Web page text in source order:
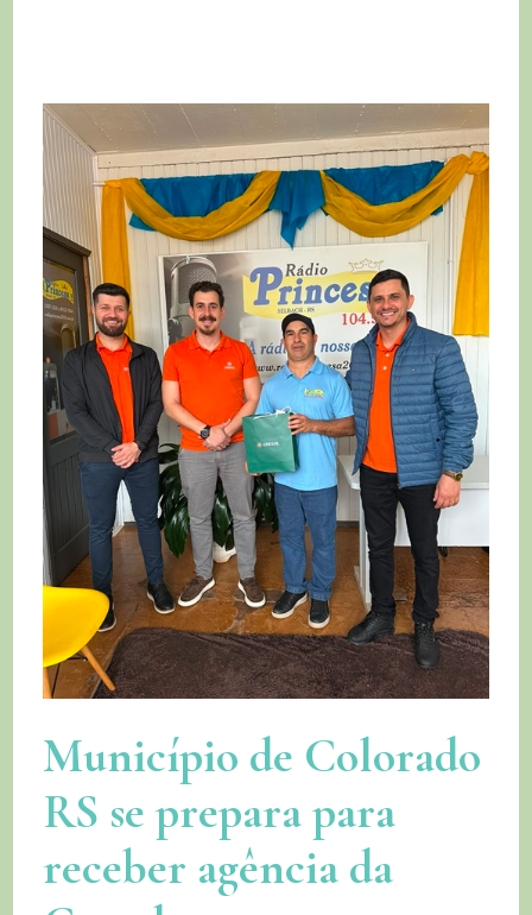
Município de Colorado
RS se prepara para
receber agência da